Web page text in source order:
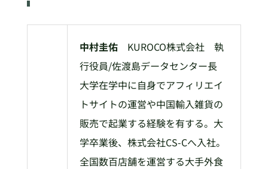
中村圭佑KUROCO株式会社 執
行役員/佐渡島データセンター長
大学在学中に自身でアフィリエイ
トサイトの運営や中国輸入雑貨の
販売で起業する経験を有する。大
学卒業後、株式会社CS-Cへ入社。
全国数百店舗を運営する大手外食